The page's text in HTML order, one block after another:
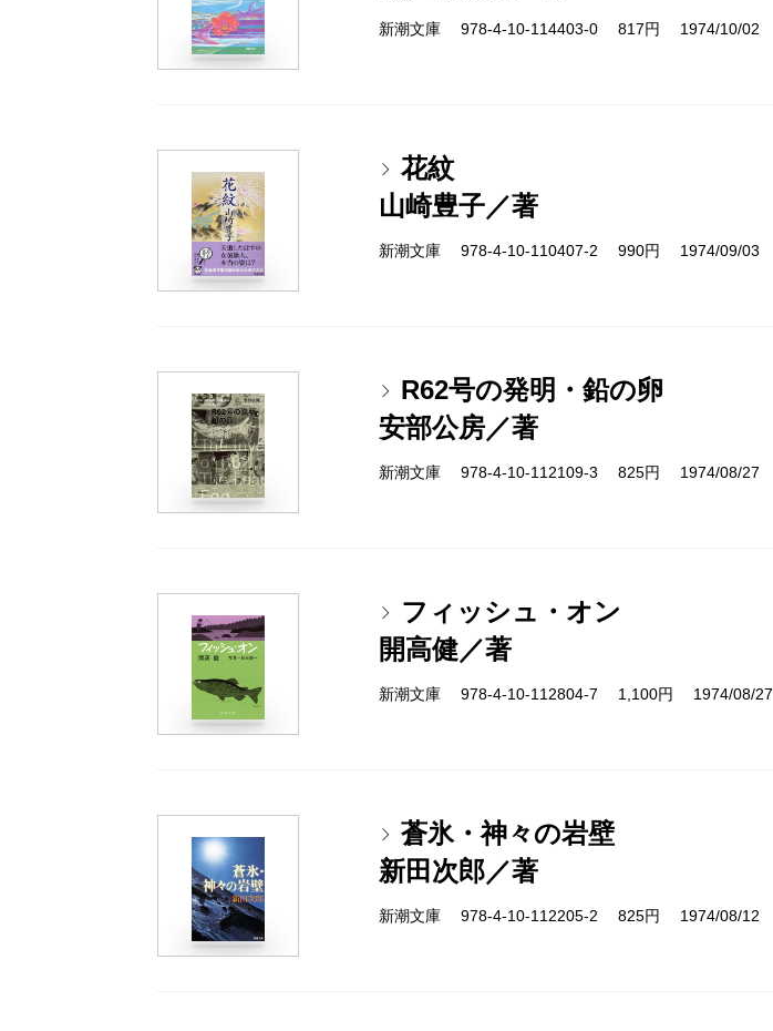
新潮文庫 978-4-10-114403-0 817円 1974/10/02
花紋
山崎豊子／著
新潮文庫 978-4-10-110407-2 990円 1974/09/03
R62号の発明・鉛の卵
安部公房／著
新潮文庫 978-4-10-112109-3 825円 1974/08/27
フィッシュ・オン
開高健／著
新潮文庫 978-4-10-112804-7 1,100円 1974/08/27
蒼氷・神々の岩壁
新田次郎／著
新潮文庫 978-4-10-112205-2 825円 1974/08/12